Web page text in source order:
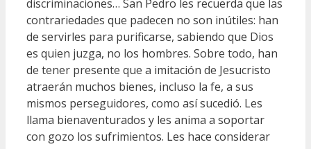
discriminaciones… San Pedro les recuerda que las
contrariedades que padecen no son inútiles: han
de servirles para purificarse, sabiendo que Dios
es quien juzga, no los hombres. Sobre todo, han
de tener presente que a imitación de Jesucristo
atraerán muchos bienes, incluso la fe, a sus
mismos perseguidores, como así sucedió. Les
llama bienaventurados y les anima a soportar
con gozo los sufrimientos. Les hace considerar